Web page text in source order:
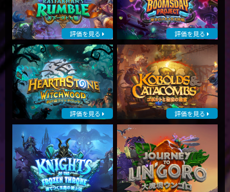
評価を見る 評価を見る
評価を見る 評価を見る